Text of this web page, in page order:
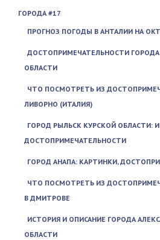
ГОРОДА #17
ПРОГНОЗ ПОГОДЫ В АНТАЛИИ НА
ДОСТОПРИМЕЧАТЕЛЬНОСТИ
ОБЛАСТИ
ЧТО ПОСМОТРЕТЬ ИЗ
ЛИВОРНО (ИТАЛИЯ)
ГОРОД РЫЛЬСК КУРСКОЙ ОБЛАСТИ:
ДОСТОПРИМЕЧАТЕЛЬНОСТИ
ГОРОД АНАПА: КАРТИНКИ,
ЧТО ПОСМОТРЕТЬ ИЗ
В ДМИТРОВЕ
ИСТОРИЯ И ОПИСАНИЕ ГОРОДА
ОБЛАСТИ